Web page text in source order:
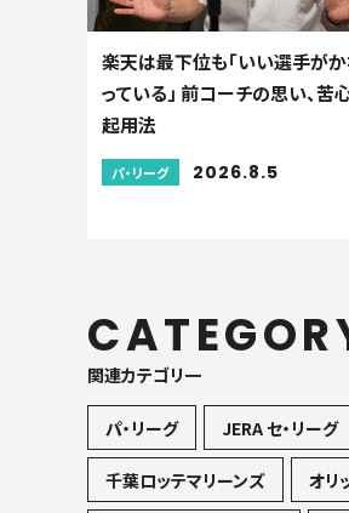
楽天は最下位も「いい選手が
っている」 前コーチの思い、苦
起用法
パ・リーグ 2026.8.5
関連カテゴリ一
パ・リーグ JERA セ・リーグ
千葉ロッテマリーンズ オリ